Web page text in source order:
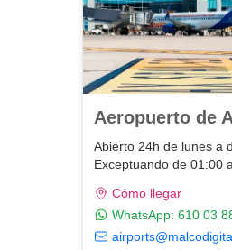
Aeropuerto de
Abierto 24h de lunes a
Exceptuando de 01:00
Cómo llegar
WhatsApp: 610 03